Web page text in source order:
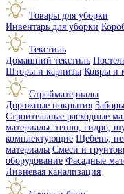
Товары для уборки
Инвентарь для уборки
Текстиль
Домашний текстиль
Шторы и карнизы Ковры и
Стройматериалы
Дорожные покрытия
Строительные расходные
материалы: тепло, гидро,
комплектующие Щебень,
материалы Смеси и
оборудование Фасадные
Ливневая канализация